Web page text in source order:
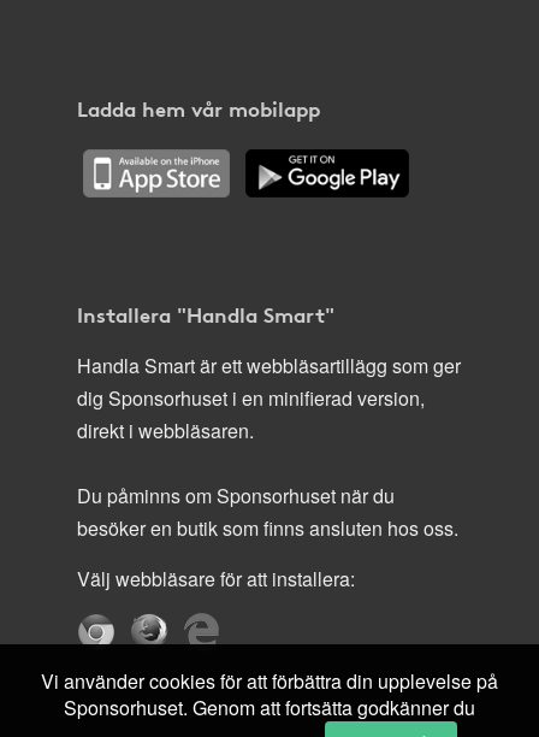
Ladda hem vår mobilapp
Installera "Handla Smart"
Handla Smart är ett webbläsartillägg som ger
dig Sponsorhuset i en minifierad version,
direkt i webbläsaren.
Du påminns om Sponsorhuset när du
besöker en butik som finns ansluten hos oss.
Välj webbläsare för att installera:
Vi använder cookies för att förbättra din upplevelse på
Sponsorhuset. Genom att fortsätta godkänner du